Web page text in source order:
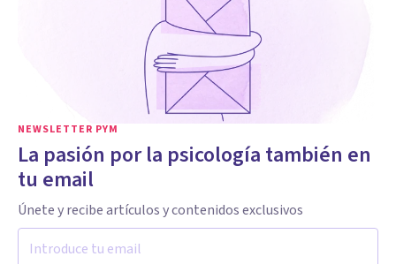
NEWSLETTER PYM
La pasión por la psicología también en
tu email
Únete y recibe artículos y contenidos exclusivos